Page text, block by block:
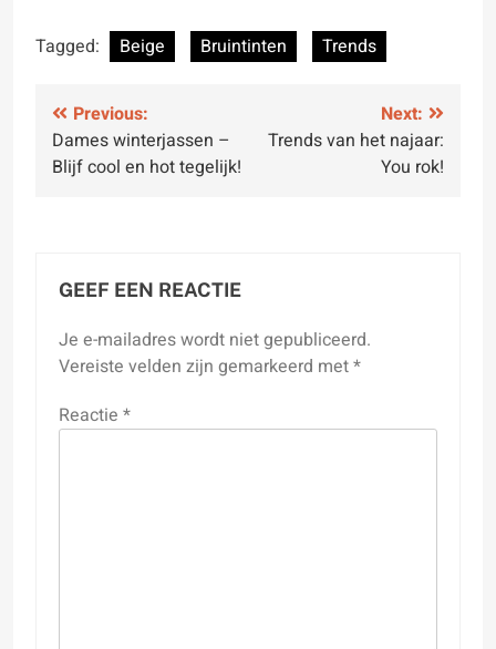
Tagged: Beige Bruintinten Trends
Bericht
navigatie
Previous:
Dames winterjassen –
Blijf cool en hot tegelijk!
Next:
Trends van het najaar:
You rok!
GEEF EEN REACTIE
Je e-mailadres wordt niet gepubliceerd.
Vereiste velden zijn gemarkeerd met*
Reactie *